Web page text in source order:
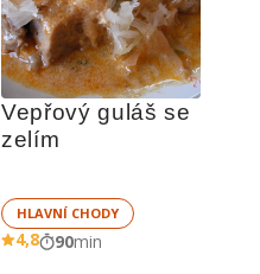
Vepřový guláš se
zelím
HLAVNÍ CHODY
4,8 90min